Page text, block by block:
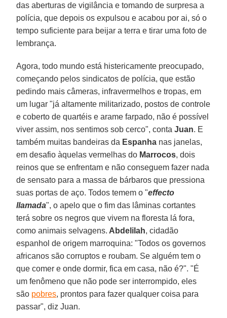
das aberturas de vigilância e tomando de surpresa a
polícia, que depois os expulsou e acabou por ai, só o
tempo suficiente para beijar a terra e tirar uma foto de
lembrança.
Agora, todo mundo está histericamente preocupado,
começando pelos sindicatos de polícia, que estão
pedindo mais câmeras, infravermelhos e tropas, em
um lugar "já altamente militarizado, postos de controle
e coberto de quartéis e arame farpado, não é possível
viver assim, nos sentimos sob cerco", contaJuan. E
também muitas bandeiras da Espanha nas janelas,
em desafio àquelas vermelhas do Marrocos, dois
reinos que se enfrentam e não conseguem fazer nada
de sensato para a massa de bárbaros que pressiona
suas portas de aço. Todos temem o "effecto
llamada", o apelo que o fim das lâminas cortantes
terá sobre os negros que vivem na floresta lá fora,
como animais selvagens. Abdelilah, cidadão
espanhol de origem marroquina: "Todos os governos
africanos são corruptos e roubam. Se alguém tem o
que comer e onde dormir, fica em casa, não é?". "É
um fenômeno que não pode ser interrompido, eles
são pobres, prontos para fazer qualquer coisa para
passar", diz Juan.